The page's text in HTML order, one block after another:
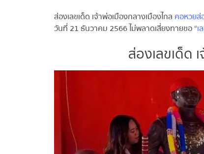
ส่องเลขเด็ด เจ้าพ่อเมืองกลางเมืองไกล คอหวยส่
วันที่ 21 ธันวาคม 2566 ไม่พลาดเสี่ยงทายขอ “เ
ส่องเลขเด็ด